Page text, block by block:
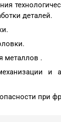
деталей.
металлов .
и
при